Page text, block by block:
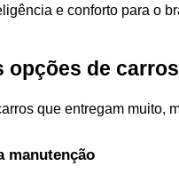
e conforto para o
opções de
que entregam muito,
manutenção